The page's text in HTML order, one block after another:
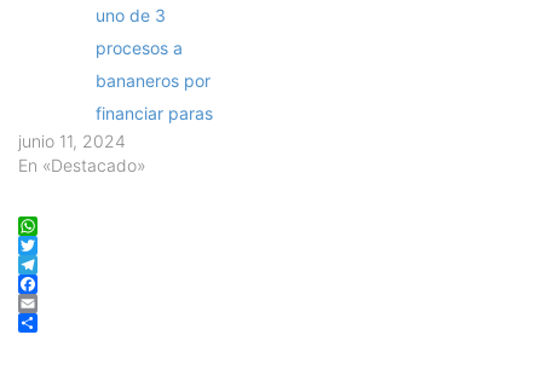
uno de 3
procesos a
bananeros por
financiar paras
junio 11, 2024
En «Destacado»
WhatsApp
Twitter
Telegram
Facebook
Email